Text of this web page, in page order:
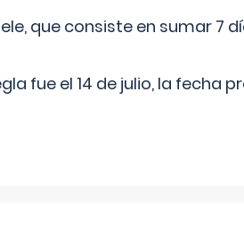
que consiste en sumar 7
fue el 14 de julio, la fecha